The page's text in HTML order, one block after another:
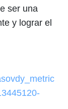
ser una
y lograr el